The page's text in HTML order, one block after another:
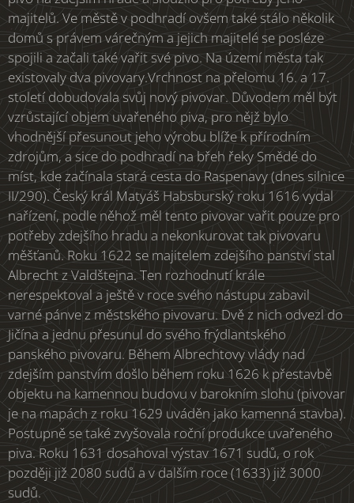
majitelů. Ve městě v podhradí ovšem také stálo několik
domů s právem várečným a jejich majitelé se posléze
spojili a začali také vařit své pivo. Na území města tak
existovaly dva pivovary.Vrchnost na přelomu 16. a 17.
století dobudovala svůj nový pivovar. Důvodem měl být
vzrůstající objem uvařeného piva, pro nějž bylo
vhodnější přesunout jeho výrobu blíže k přírodním
zdrojům, a sice do podhradí na břeh řeky Smědé do
míst, kde začínala stará cesta do Raspenavy (dnes silnice
II/290). Český král Matyáš Habsburský roku 1616 vydal
nařízení, podle něhož měl tento pivovar vařit pouze pro
potřeby zdejšího hradu a nekonkurovat tak pivovaru
měšťanů. Roku 1622 se majitelem zdejšího panství stal
Albrecht z Valdštejna. Ten rozhodnutí krále
nerespektoval a ještě v roce svého nástupu zabavil
varné pánve z městského pivovaru. Dvě z nich odvezl do
Jičína a jednu přesunul do svého frýdlantského
panského pivovaru. Během Albrechtovy vlády nad
zdejším panstvím došlo během roku 1626 k přestavbě
objektu na kamennou budovu v barokním slohu (pivovar
je na mapách z roku 1629 uváděn jako kamenná stavba).
Postupně se také zvyšovala roční produkce uvařeného
piva. Roku 1631 dosahoval výstav 1671 sudů, o rok
později již 2080 sudů a v dalším roce (1633) již 3000
sudů.